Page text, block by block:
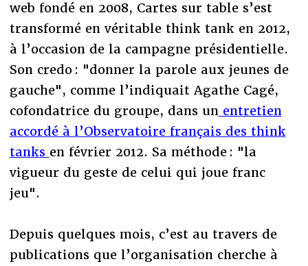
web fondé en 2008, Cartes sur table s’est
transformé en véritable think tank en 2012,
à l’occasion de la campagne présidentielle.
Son credo : "donner la parole aux jeunes de
gauche", comme l’indiquait Agathe Cagé,
cofondatrice du groupe, dans un entretien
accordé à l’Observatoire français des think
tanks en février 2012. Sa méthode : "la
vigueur du geste de celui qui joue franc
jeu".
Depuis quelques mois, c’est au travers de
publications que l’organisation cherche à